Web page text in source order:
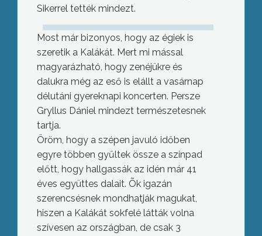
Sikerrel tették mindezt.
Most már bizonyos, hogy az égiek is
szeretik a Kalákát. Mert mi mással
magyarázható, hogy zenéjükre és
dalukra még az eső is elállt a vasárnap
délutáni gyereknapi koncerten. Persze
Gryllus Dániel mindezt természetesnek
tartja.
Öröm, hogy a szépen javuló időben
egyre többen gyűltek össze a színpad
előtt, hogy hallgassák az idén már 41
éves együttes dalait. Õk igazán
szerencsésnek mondhatják magukat,
hiszen a Kalákát sokfelé látták volna
szívesen az országban, de csak 3